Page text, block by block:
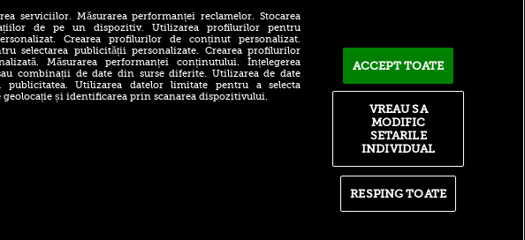
Mărturii cutremurătoare în
Liverpool a trimis oferta:
palma cu Manchester City și
serviciilor. Măsurarea performanței reclamelor. Stocarea
de pe un dispozitiv. Utilizarea profilurilor pentru
Crearea profilurilor de conținut personalizat.
selectarea publicității personalizate. Crearea profilurilor
Măsurarea performanței conținutului. Înțelegerea
combinații de date din surse diferite. Utilizarea de date
publicitatea. Utilizarea datelor limitate pentru a selecta
geolocație și identificarea prin scanarea dispozitivului.
ACCEPT TOATE
RESPING TOATE
VREAU SA
MODIFIC
SETARILE
INDIVIDUAL